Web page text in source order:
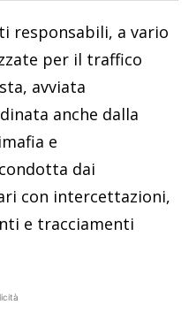
responsabili, a vario
per il traffico
avviata
anche dalla
e
dai
con intercettazioni,
e tracciamenti